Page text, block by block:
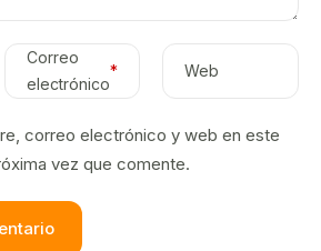
Correo
electrónico
* Web
correo electrónico y web en este
vez que comente.